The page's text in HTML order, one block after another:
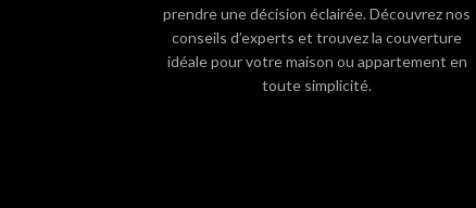
prendre une décision éclairée. Découvrez nos
conseils d’experts et trouvez la couverture
idéale pour votre maison ou appartement en
toute simplicité.